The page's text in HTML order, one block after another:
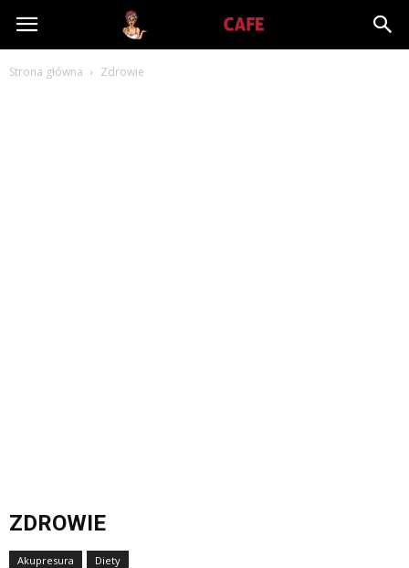
Babiniec-
Cafe.pl
Strona główna Zdrowie
ZDROWIE
Akupresura Diety